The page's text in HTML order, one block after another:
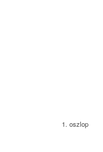
1. oszlop